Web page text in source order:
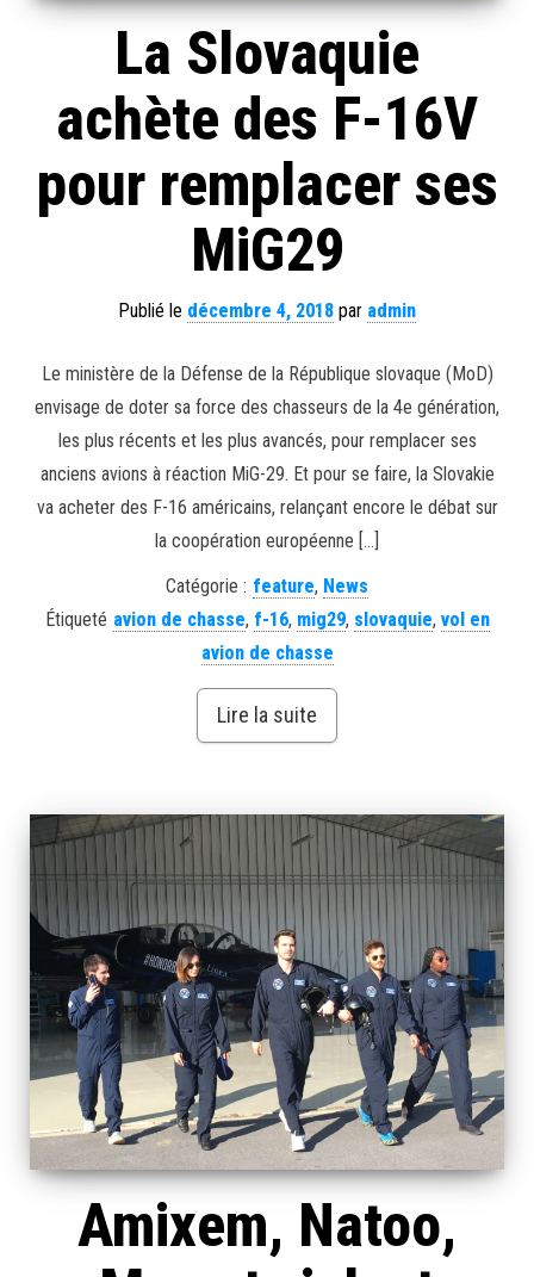
La Slovaquie
achète des F-16V
pour remplacer ses
MiG29
Publié le décembre 4, 2018 par admin
Le ministère de la Défense de la République slovaque (MoD)
envisage de doter sa force des chasseurs de la 4e génération,
les plus récents et les plus avancés, pour remplacer ses
anciens avions à réaction MiG-29. Et pour se faire, la Slovakie
va acheter des F-16 américains, relançant encore le débat sur
la coopération européenne […]
Catégorie : feature, News
Étiqueté avion de chasse, f-16, mig29, slovaquie, vol en
avion de chasse
Lire la suite
Amixem, Natoo,